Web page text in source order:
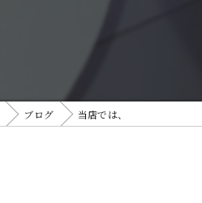
ブログ 当店では、